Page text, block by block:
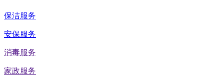
保洁服务
安保服务
消毒服务
家政服务